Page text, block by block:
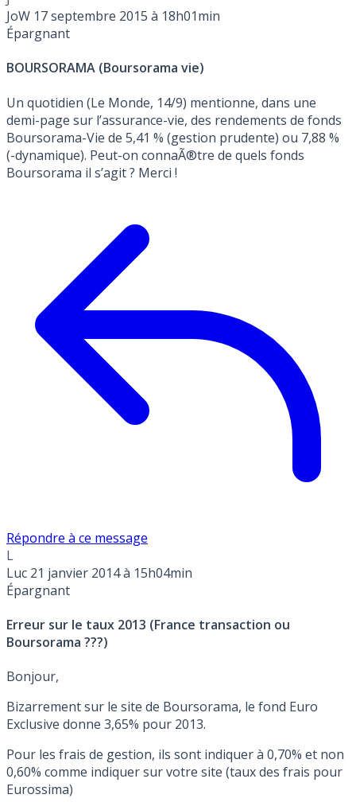
JoW 17 septembre 2015 à 18h01min
Épargnant
BOURSORAMA (Boursorama vie)
Un quotidien (Le Monde, 14/9) mentionne, dans une
demi-page sur l’assurance-vie, des rendements de fonds
Boursorama-Vie de 5,41 % (gestion prudente) ou 7,88 %
(-dynamique). Peut-on connaÃ®tre de quels fonds
Boursorama il s’agit ? Merci !
Répondre à ce message
L
Luc 21 janvier 2014 à 15h04min
Épargnant
Erreur sur le taux 2013 (France transaction ou
Boursorama ???)
Bonjour,
Bizarrement sur le site de Boursorama, le fond Euro
Exclusive donne 3,65% pour 2013.
Pour les frais de gestion, ils sont indiquer à 0,70% et non
0,60% comme indiquer sur votre site (taux des frais pour
Eurossima)